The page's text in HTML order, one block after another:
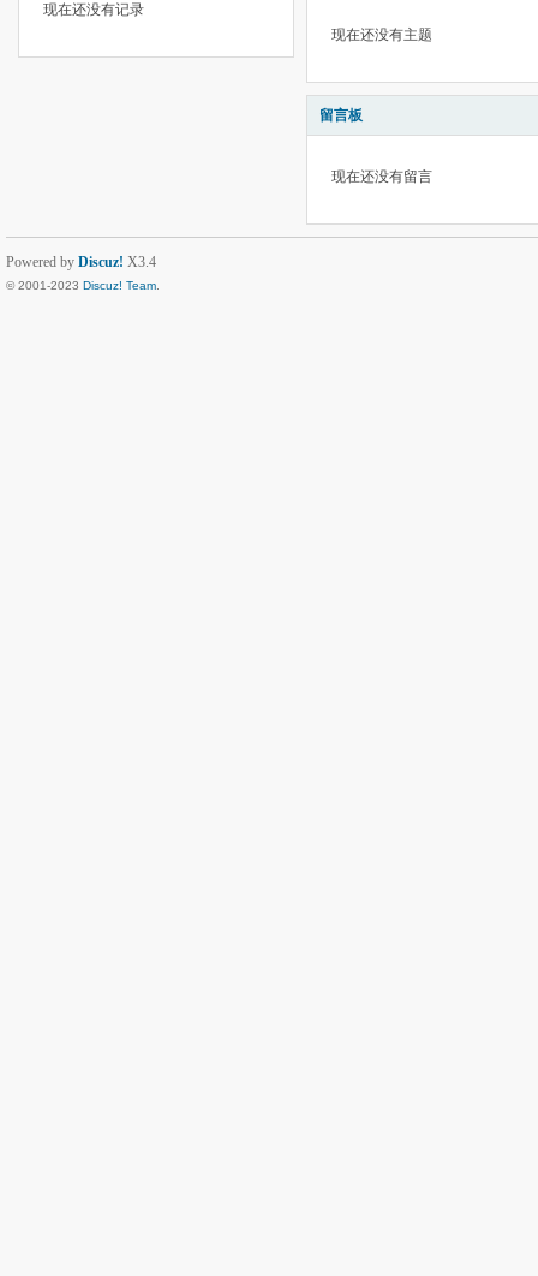
现在还没有记录
现在还没有主题
留言板
现在还没有留言
Powered by Discuz! X3.4
© 2001-2023 Discuz! Team